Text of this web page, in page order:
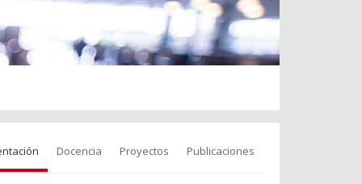
Docencia Proyectos Publicaciones